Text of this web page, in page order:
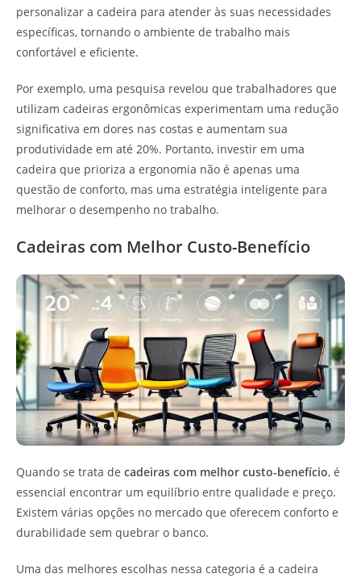
personalizar a cadeira para atender às suas necessidades
específicas, tornando o ambiente de trabalho mais
confortável e eficiente.
Por exemplo, uma pesquisa revelou que trabalhadores que
utilizam cadeiras ergonômicas experimentam uma redução
significativa em dores nas costas e aumentam sua
produtividade em até 20%. Portanto, investir em uma
cadeira que prioriza a ergonomia não é apenas uma
questão de conforto, mas uma estratégia inteligente para
melhorar o desempenho no trabalho.
Cadeiras com Melhor Custo-Benefício
Quando se trata de cadeiras com melhor custo-benefício, é
essencial encontrar um equilíbrio entre qualidade e preço.
Existem várias opções no mercado que oferecem conforto e
durabilidade sem quebrar o banco.
Uma das melhores escolhas nessa categoria é a cadeira